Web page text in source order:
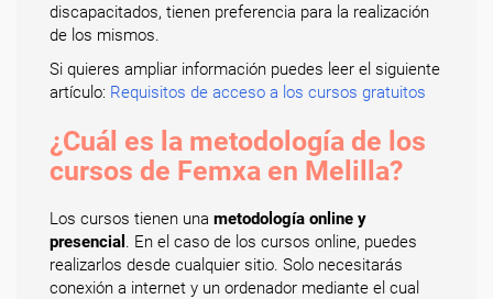
discapacitados, tienen preferencia para la realización
de los mismos.
Si quieres ampliar información puedes leer el siguiente
artículo: Requisitos de acceso a los cursos gratuitos
¿Cuál es la metodología de los
cursos de Femxa en Melilla?
Los cursos tienen una metodología online y
presencial . En el caso de los cursos online, puedes
realizarlos desde cualquier sitio. Solo necesitarás
conexión a internet y un ordenador mediante el cual